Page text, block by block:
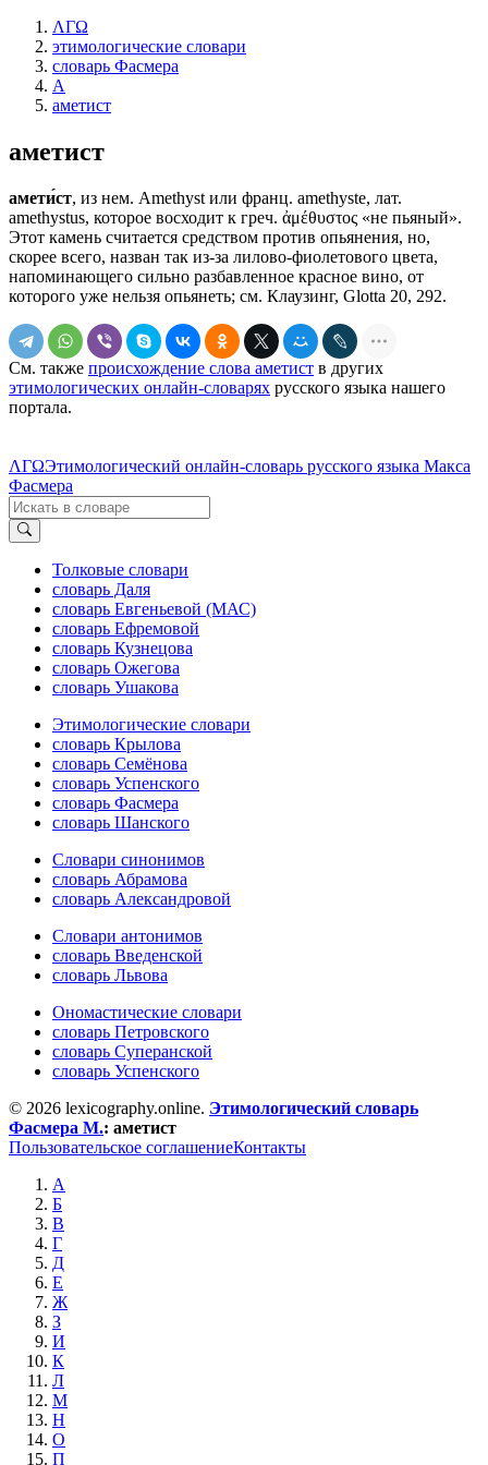
ΛΓΩ
этимологические словари
словарь Фасмера
А
аметист
аметист
амети́ст, из нем. Amethyst или франц. amethyste, лат.
amethystus, которое восходит к греч. ἀμέθυστος «не пьяный».
Этот камень считается средством против опьянения, но,
скорее всего, назван так из-за лилово-фиолетового цвета,
напоминающего сильно разбавленное красное вино, от
которого уже нельзя опьянеть; см. Клаузинг, Glotta 20, 292.
См. также происхождение слова аметист в других
этимологических онлайн-словарях русского языка нашего
портала.
ΛΓΩЭтимологический онлайн-словарь русского языка Макса
Фасмера
Толковые словари
словарь Даля
словарь Евгеньевой (МАС)
словарь Ефремовой
словарь Кузнецова
словарь Ожегова
словарь Ушакова
Этимологические словари
словарь Крылова
словарь Семёнова
словарь Успенского
словарь Фасмера
словарь Шанского
Словари синонимов
словарь Абрамова
словарь Александровой
Словари антонимов
словарь Введенской
словарь Львова
Ономастические словари
словарь Петровского
словарь Суперанской
словарь Успенского
© 2026 lexicography.online. Этимологический словарь
Фасмера М.: аметист
Пользовательское соглашениеКонтакты
А
Б
В
Г
Д
Е
Ж
З
И
К
Л
М
Н
О
П